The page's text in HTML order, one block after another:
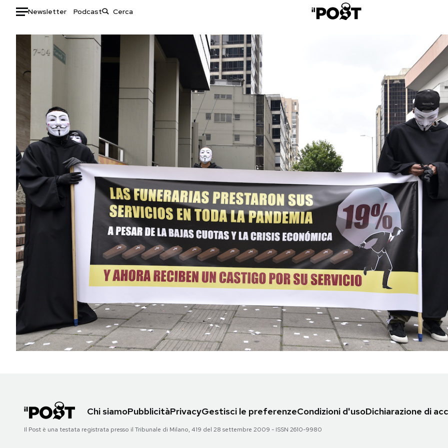
Newsletter Podcast
Auto
HOME
Politica
Tecnologia
Internet
Scienza
Cultura
Economia
Sport
Libri
Consumismi
Storie/Idee
Altrecose
Mondiali calcio 2026
PODCAST
NEWSLETTER
I MIEI PREFERITI
SHOP
AREA PERSONALE
Area Personale
Chi siamoPubblicitàPrivacyGestisci le preferenzeCondizioni d'usoDichiarazione di
Il Post è una testata registrata presso il Tribunale di Milano, 419 del 28 settembre 2009 - ISSN 2610-9980